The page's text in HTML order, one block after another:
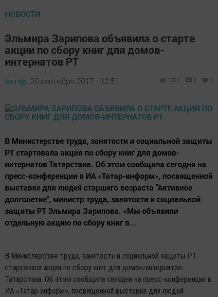
НОВОСТИ
Эльмира Зарипова объявила о старте
акции по сбору книг для домов-
интернатов РТ
автор, 20 сентября 2017 - 12:51 1311 0 0
В Министерстве труда, занятости и социальной защиты
РТ стартовала акция по сбору книг для домов-
интернатов Татарстана. Об этом сообщила сегодня на
пресс-конференции в ИА «Татар-информ», посвященной
выставке для людей старшего возраста "Активное
долголетие", министр труда, занятости и социальной
защиты РТ Эльмира Зарипова. «Мы объявили
отдельную акцию по сбору книг в...
В Министерстве труда, занятости и социальной защиты РТ
стартовала акция по сбору книг для домов-интернатов
Татарстана. Об этом сообщила сегодня на пресс-конференции в
ИА «Татар-информ», посвященной выставке для людей